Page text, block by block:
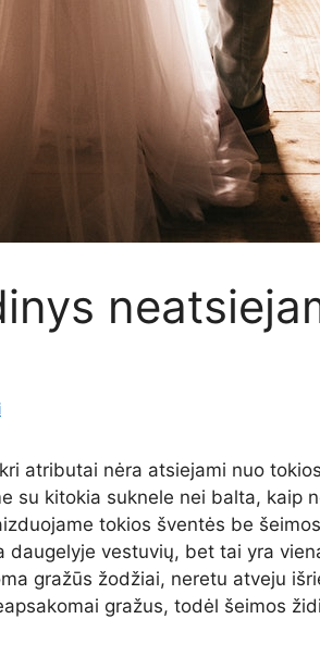
atributai nėra atsiejami nuo
su kitokia suknele nei balta, kaip
tokios šventės be
daugelyje vestuvių, bet tai yra
gražūs žodžiai, neretu atveju
gražus, todėl šeimos